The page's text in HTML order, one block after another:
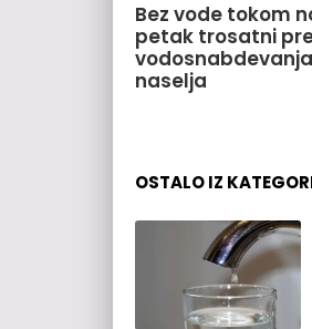
Bez vode tokom
petak trosatni
naselja
OSTALO IZ